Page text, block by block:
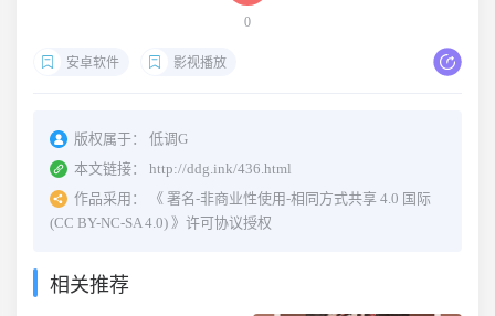
0
安卓软件 影视播放
版权属于：
低调G
本文链接：
http://ddg.ink/436.html
作品采用：
《 署名-非商业性使用-相同方式共享 4.0 国际
(CC BY-NC-SA 4.0) 》许可协议授权
相关推荐